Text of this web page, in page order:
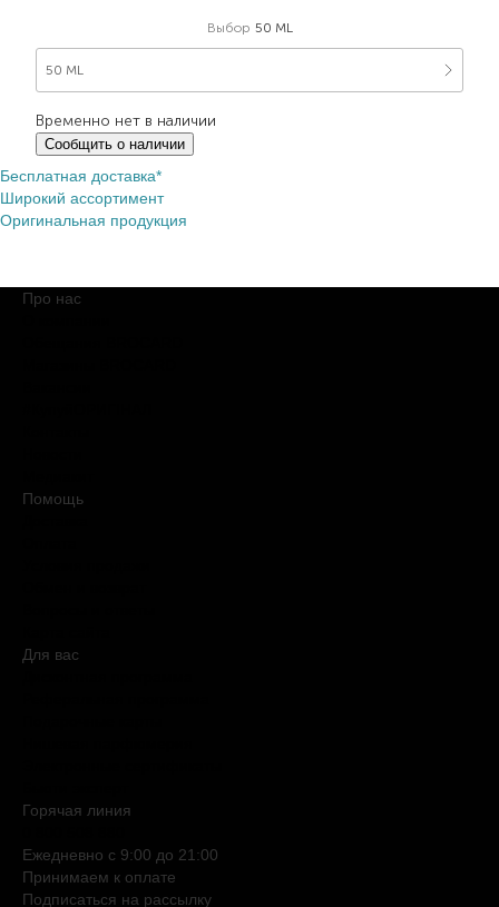
Выбор 50 ML
50 ML
Временно нет в наличии
Сообщить о наличии
Бесплатная доставка*
Широкий ассортимент
Оригинальная продукция
Про нас
Помощь
Для вас
Горячая линия
Ежедневно c 9:00 до 21:00
Принимаем к оплате
Подписаться на рассылку